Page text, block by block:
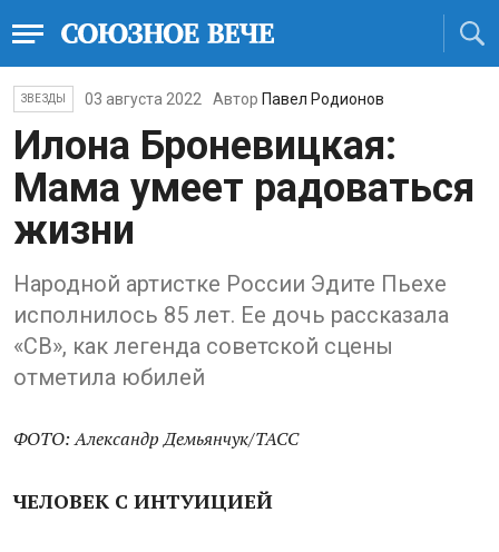
ЗВЕЗДЫ 03 августа 2022 Автор Павел Родионов
Илона Броневицкая:
Мама умеет радоваться
жизни
Народной артистке России Эдите Пьехе
исполнилось 85 лет. Ее дочь рассказала
«СВ», как легенда советской сцены
отметила юбилей
ФОТО: Александр Демьянчук/ТАСС
ЧЕЛОВЕК С ИНТУИЦИЕЙ